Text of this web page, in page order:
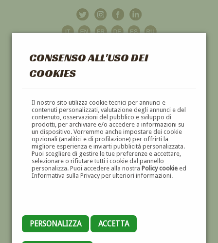
CONSENSO ALL'USO DEI
COOKIES
Il nostro sito utilizza cookie tecnici per annunci e
contenuti personalizzati, valutazione degli annunci e del
contenuto, osservazioni del pubblico e sviluppo di
prodotti, per archiviare e/o accedere a informazioni su
un dispositivo. Vorremmo anche impostare dei cookie
opzionali (analitici e di profilazione) per offrirti la
migliore esperienza e inviarti pubblicità personalizzata.
Puoi scegliere di gestire le tue preferenze e accettare,
selezionare o rifiutare tutti i cookie dal pannello
personalizza. Puoi accedere alla nostra Policy cookieed
Informativa sulla Privacy per ulteriori informazioni.
PERSONALIZZA ACCETTA
GALLERIAD'ARTE
DIPINTI E SCULTURE '800 E '900